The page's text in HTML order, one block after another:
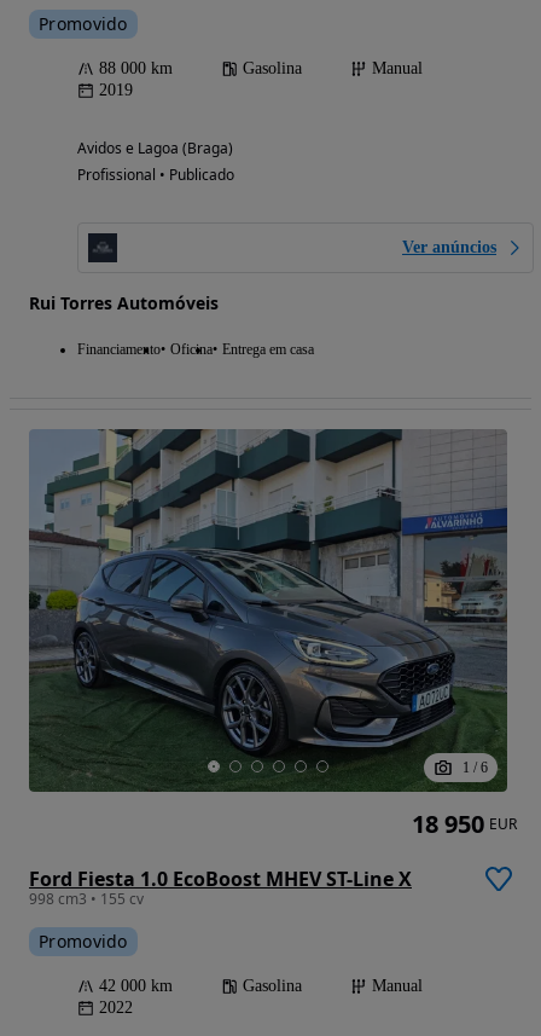
Promovido
88 000 km Gasolina
Manual
2019
Avidos e Lagoa (Braga)
Profissional • Publicado
Ver anúncios
Rui Torres Automóveis
Financiamento Oficina Entrega em casa
1 / 6
Ford Fiesta 1.0 EcoBoost MHEV ST-Line X
998 cm3 • 155 cv
Promovido
42 000 km Gasolina
Manual
2022
18 950 EUR